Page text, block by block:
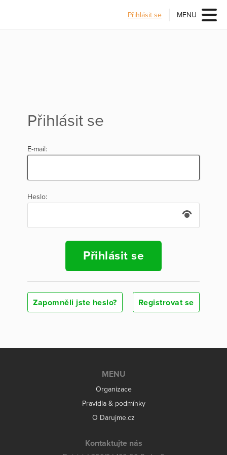
Přihlásit se MENU
Přihlásit se
E-mail:
Heslo:
Přihlásit se
Zapomněli jste heslo? Registrovat se
MENU
Organizace
Pravidla & podmínky
O Darujme.cz
Kontaktujte nás